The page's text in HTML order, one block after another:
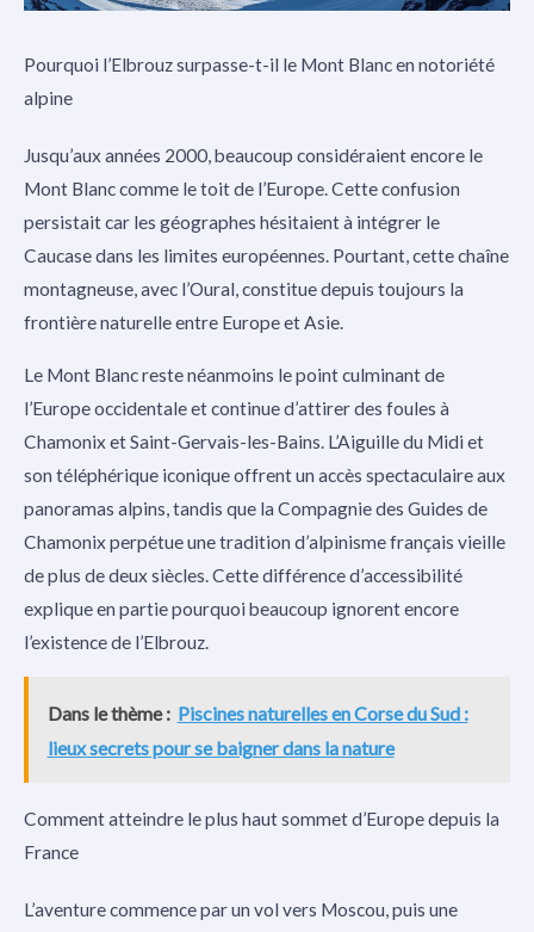
Pourquoi l’Elbrouz surpasse-t-il le Mont Blanc en notoriété
alpine
Jusqu’aux années 2000, beaucoup considéraient encore le
Mont Blanc comme le toit de l’Europe. Cette confusion
persistait car les géographes hésitaient à intégrer le
Caucase dans les limites européennes. Pourtant, cette chaîne
montagneuse, avec l’Oural, constitue depuis toujours la
frontière naturelle entre Europe et Asie.
Le Mont Blanc reste néanmoins le point culminant de
l’Europe occidentale et continue d’attirer des foules à
Chamonix et Saint-Gervais-les-Bains. L’Aiguille du Midi et
son téléphérique iconique offrent un accès spectaculaire aux
panoramas alpins, tandis que la Compagnie des Guides de
Chamonix perpétue une tradition d’alpinisme français vieille
de plus de deux siècles. Cette différence d’accessibilité
explique en partie pourquoi beaucoup ignorent encore
l’existence de l’Elbrouz.
Dans le thème : Piscines naturelles en Corse du Sud :
lieux secrets pour se baigner dans la nature
Comment atteindre le plus haut sommet d’Europe depuis la
France
L’aventure commence par un vol vers Moscou, puis une